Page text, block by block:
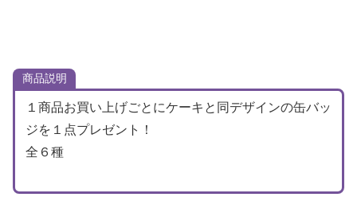
商品説明
１商品お買い上げごとにケーキと同デザインの缶バッ
ジを１点プレゼント！
全６種